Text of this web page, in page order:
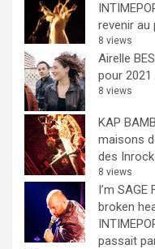
revenir au
8 views
Airelle
pour 2021
8 views
KAP
maisons
des
8 views
I’m
broken
passait